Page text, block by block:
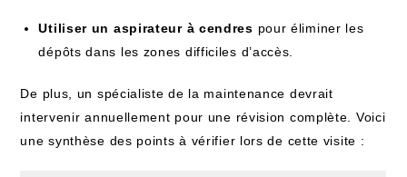
Utiliser un aspirateur à cendres pour éliminer les
dépôts dans les zones difficiles d’accès.
De plus, un spécialiste de la maintenance devrait
intervenir annuellement pour une révision complète. Voici
une synthèse des points à vérifier lors de cette visite :